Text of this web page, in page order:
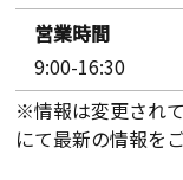
営業時間
9:00-16:30
※情報は変更され
にて最新の情報を